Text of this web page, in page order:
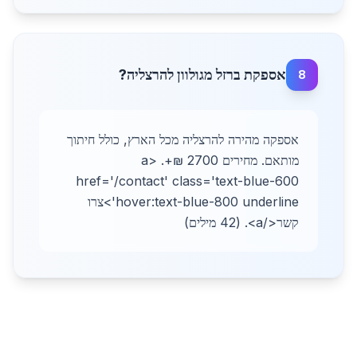
8 אספקת ברזל מגולוון להרצליה?
אספקה מהירה להרצליה מכל הארץ, כולל חיתוך
מותאם. מחירים 2700 ₪+. <a
href='/contact' class='text-blue-600
hover:text-blue-800 underline'>צרו
קשר</a>. (42 מילים)